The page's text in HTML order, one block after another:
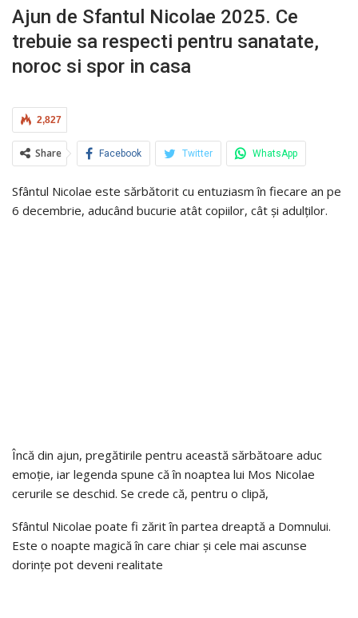
Ajun de Sfantul Nicolae 2025. Ce
trebuie sa respecti pentru sanatate,
noroc si spor in casa
2,827
Share Facebook Twitter WhatsApp
Sfântul Nicolae este sărbătorit cu entuziasm în fiecare an pe
6 decembrie, aducând bucurie atât copiilor, cât și adulților.
Încă din ajun, pregătirile pentru această sărbătoare aduc
emoție, iar legenda spune că în noaptea lui Mos Nicolae
cerurile se deschid. Se crede că, pentru o clipă,
Sfântul Nicolae poate fi zărit în partea dreaptă a Domnului.
Este o noapte magică în care chiar și cele mai ascunse
dorințe pot deveni realitate